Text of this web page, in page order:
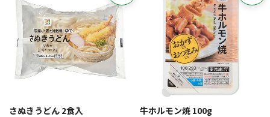
さぬきうどん 2食入 牛ホルモン焼 100g